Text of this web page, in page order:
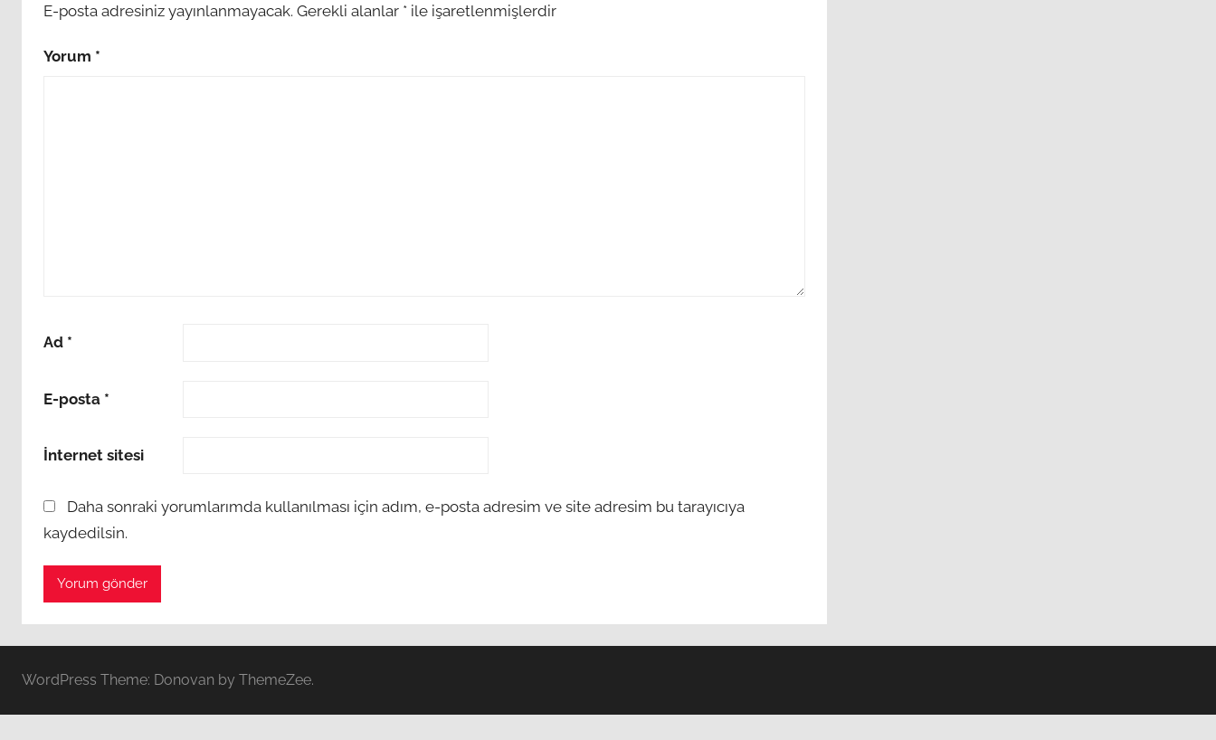
E-posta adresiniz yayınlanmayacak. Gerekli alanlar * ile işaretlenmişlerdir
Yorum *
Ad *
E-posta *
İnternet sitesi
Daha sonraki yorumlarımda kullanılması için adım, e-posta adresim ve site adresim bu tarayıcıya
kaydedilsin.
WordPress Theme: Donovan by ThemeZee.